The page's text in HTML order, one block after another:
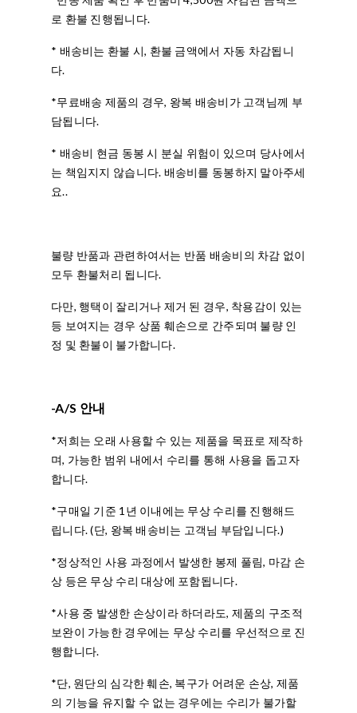
로 환불 진행됩니다.
* 배송비는 환불 시, 환불 금액에서 자동 차감됩니
다.
*무료배송 제품의 경우, 왕복 배송비가 고객님께 부
담됩니다.
* 배송비 현금 동봉 시 분실 위험이 있으며 당사에서
는 책임지지 않습니다. 배송비를 동봉하지 말아주세
요..
불량 반품과 관련하여서는 반품 배송비의 차감 없이
모두 환불처리 됩니다.
다만, 행택이 잘리거나 제거 된 경우, 착용감이 있는
등 보여지는 경우 상품 훼손으로 간주되며 불량 인
정 및 환불이 불가합니다.
-A/S 안내
*저희는 오래 사용할 수 있는 제품을 목표로 제작하
며, 가능한 범위 내에서 수리를 통해 사용을 돕고자
합니다.
*구매일 기준 1년 이내에는 무상 수리를 진행해드
립니다. (단, 왕복 배송비는 고객님 부담입니다.)
*정상적인 사용 과정에서 발생한 봉제 풀림, 마감 손
상 등은 무상 수리 대상에 포함됩니다.
*사용 중 발생한 손상이라 하더라도, 제품의 구조적
보완이 가능한 경우에는 무상 수리를 우선적으로 진
행합니다.
*단, 원단의 심각한 훼손, 복구가 어려운 손상, 제품
의 기능을 유지할 수 없는 경우에는 수리가 불가할